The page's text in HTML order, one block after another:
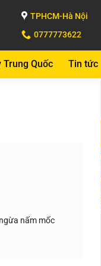
TPHCM-Hà Nội
0777773622
Trung Quốc Tin tức
nấm mốc